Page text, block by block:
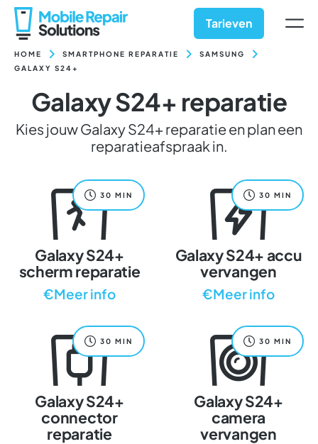
naar
inhoud
Tarieven
HOME SMARTPHONE REPARATIE
SAMSUNG
GALAXY S24+
Galaxy S24+ reparatie
Kies jouw Galaxy S24+ reparatie en plan een
reparatieafspraak in.
30 MIN
Galaxy S24+
scherm reparatie
€Meer info
30 MIN
Galaxy S24+ accu
vervangen
€Meer info
30 MIN
Galaxy S24+
connector
reparatie
30 MIN
Galaxy S24+
camera
vervangen